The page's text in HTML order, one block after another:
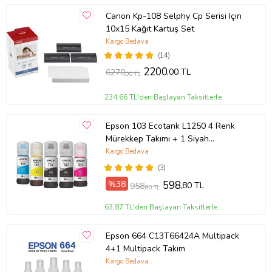
Türkiye'de ürettiğimiz mürekkep ; Mühendislerimiz tarafından,
yılların deneyimi ile... Yüksek kaliteli malzemelerle formüle
edilmiştir. Firmamız 2006 yılından beri baskı teknolojileri üzerine
çalışmaktadır.
Yazıcı modellerine göre ürettiğimiz mürekkepler, uzun test
aşamalarından geçmektedir. Renk skalasındaki en canlı renkler
Canon Kp-108 Selphy Cp Serisi Için
10x15 Kağıt Kartuş Set
(14)
Kargo Bedava
6270,00 TL 2200,00 TL
234,66 TL'den Başlayan Taksitlerle
Epson 103 Ecotank L1250 4 Renk
Mürekkep Takımı + 1 Siyah
Mürekkep
(3)
Kargo Bedava
%38 958,80 TL 598,80 TL
63,87 TL'den Başlayan Taksitlerle
Epson 664 C13T66424A Multipack
4+1 Multipack Takım
Kargo Bedava